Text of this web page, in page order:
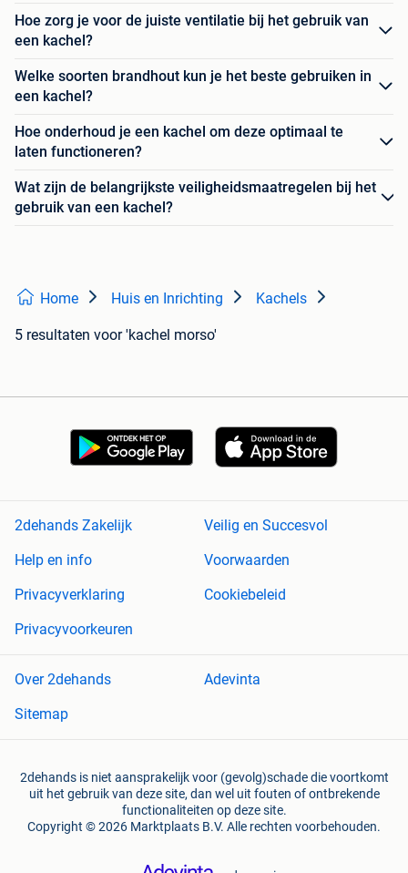
Hoe zorg je voor de juiste ventilatie bij het gebruik van
een kachel?
Welke soorten brandhout kun je het beste gebruiken in
een kachel?
Hoe onderhoud je een kachel om deze optimaal te
laten functioneren?
Wat zijn de belangrijkste veiligheidsmaatregelen bij het
gebruik van een kachel?
Home Huis en Inrichting Kachels
5 resultaten voor 'kachel morso'
2dehands Zakelijk
Veilig en Succesvol
Help en info
Voorwaarden
Privacyverklaring
Cookiebeleid
Privacyvoorkeuren
Over 2dehands
Adevinta
Sitemap
2dehands is niet aansprakelijk voor (gevolg)schade die voortkomt
uit het gebruik van deze site, dan wel uit fouten of ontbrekende
functionaliteiten op deze site.
Copyright © 2026 Marktplaats B.V. Alle rechten voorbehouden.